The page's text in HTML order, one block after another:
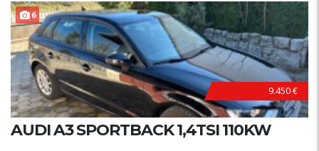
6 F
U
L
L
O
P
R
E
M
A
9.450 €
AUDI A3 SPORTBACK 1,4TSI 110KW